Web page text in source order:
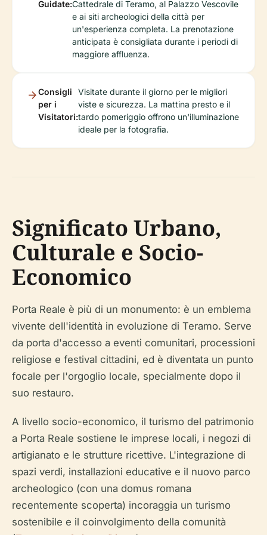
Guidate:Cattedrale di Teramo, al Palazzo Vescovile
e ai siti archeologici della città per
un'esperienza completa. La prenotazione
anticipata è consigliata durante i periodi di
maggiore affluenza.
Consigli
per i
Visitatori:
Visitate durante il giorno per le migliori
viste e sicurezza. La mattina presto e il
tardo pomeriggio offrono un'illuminazione
ideale per la fotografia.
Significato Urbano,
Culturale e Socio-
Economico
Porta Reale è più di un monumento: è un emblema
vivente dell'identità in evoluzione di Teramo. Serve
da porta d'accesso a eventi comunitari, processioni
religiose e festival cittadini, ed è diventata un punto
focale per l'orgoglio locale, specialmente dopo il
suo restauro.
A livello socio-economico, il turismo del patrimonio
a Porta Reale sostiene le imprese locali, i negozi di
artigianato e le strutture ricettive. L'integrazione di
spazi verdi, installazioni educative e il nuovo parco
archeologico (con una domus romana
recentemente scoperta) incoraggia un turismo
sostenibile e il coinvolgimento della comunità